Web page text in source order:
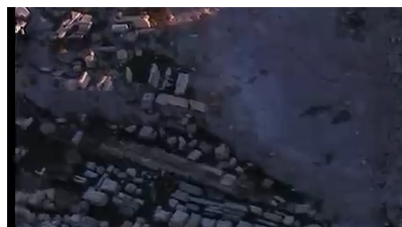
היום לומדים
משהו חדש.
מצאו מורה
הצטרפות מורים פרטיים
שירות לקוחות
על הצוות שלנו :)
משרות פתוחות
התחברות